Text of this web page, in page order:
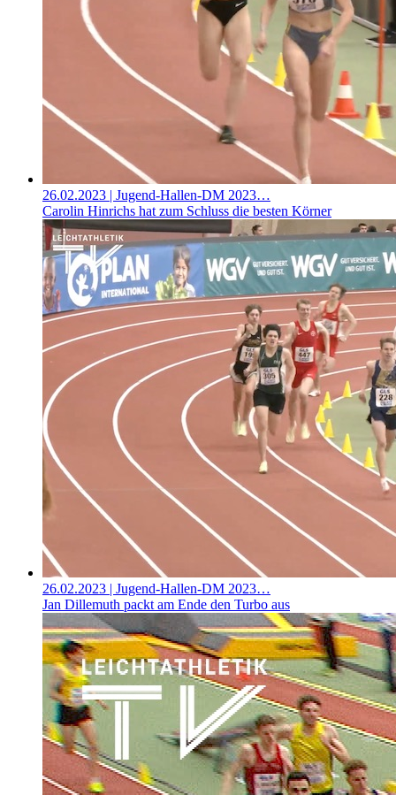
26.02.2023 | Jugend-Hallen-DM 2023…
Carolin Hinrichs hat zum Schluss die besten Körner
26.02.2023 | Jugend-Hallen-DM 2023…
Jan Dillemuth packt am Ende den Turbo aus